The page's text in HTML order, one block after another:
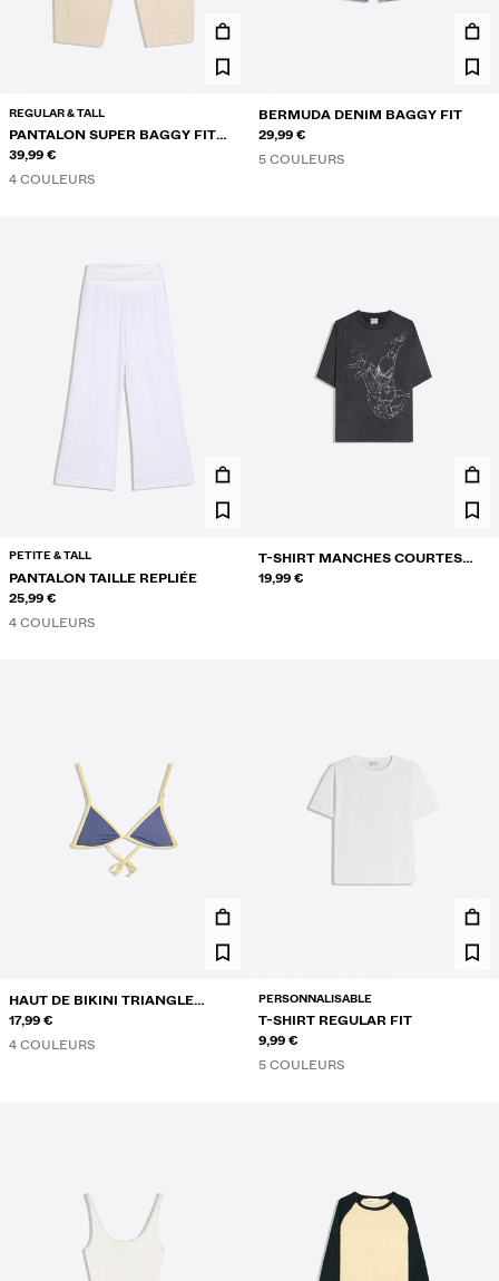
REGULAR & TALL
PANTALON SUPER BAGGY FIT
AVEC LIN
39,99 €
4 COULEURS
BERMUDA DENIM BAGGY FIT
29,99 €
5 COULEURS
PETITE & TALL
PANTALON TAILLE REPLIÉE
25,99 €
4 COULEURS
T-SHIRT MANCHES COURTES
SPIDER-MAN
19,99 €
HAUT DE BIKINI TRIANGLE
CONTRASTANT
17,99 €
4 COULEURS
PERSONNALISABLE
T-SHIRT REGULAR FIT
9,99 €
5 COULEURS